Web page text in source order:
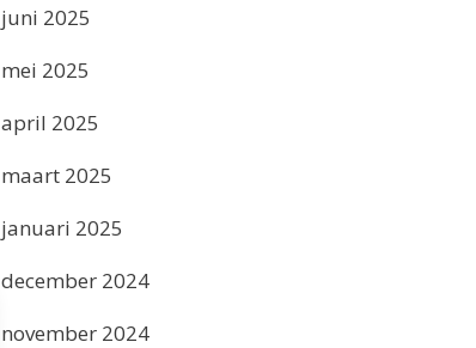
juni 2025
mei 2025
april 2025
maart 2025
januari 2025
december 2024
november 2024